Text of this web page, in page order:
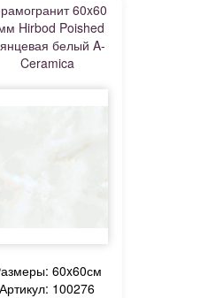
60x60
Hirbod Poished
белый A-
Ceramica
60x60см
Артикул: 100276